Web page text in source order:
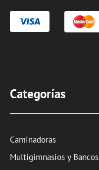
Categorías
Caminadoras
Multigimnasios y Bancos